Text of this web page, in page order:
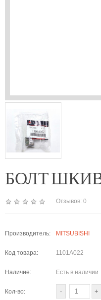
БОЛТ ШКИВА
Отзывов: 0
Производитель: MITSUBISHI
Код товара: 1101A022
Наличие: Есть в наличии
Кол-во: